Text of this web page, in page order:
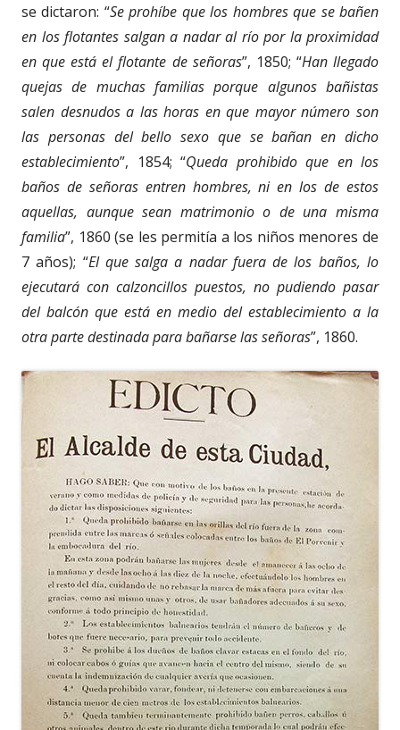
se dictaron: “Se prohíbe que los hombres que se bañen
en los flotantes salgan a nadar al río por la proximidad
en que está el flotante de señoras”, 1850; “Han llegado
quejas de muchas familias porque algunos bañistas
salen desnudos a las horas en que mayor número son
las personas del bello sexo que se bañan en dicho
establecimiento”, 1854; “Queda prohibido que en los
baños de señoras entren hombres, ni en los de estos
aquellas, aunque sean matrimonio o de una misma
familia”, 1860 (se les permitía a los niños menores de
7 años); “El que salga a nadar fuera de los baños, lo
ejecutará con calzoncillos puestos, no pudiendo pasar
del balcón que está en medio del establecimiento a la
otra parte destinada para bañarse las señoras”, 1860.